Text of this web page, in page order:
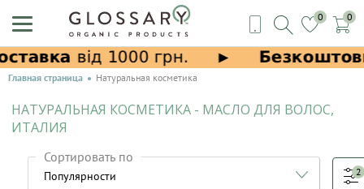
0 0
Главная страница Натуральная косметика
НАТУРАЛЬНАЯ КОСМЕТИКА - МАСЛО ДЛЯ ВОЛОС,
ИТАЛИЯ
Сортировать по
2